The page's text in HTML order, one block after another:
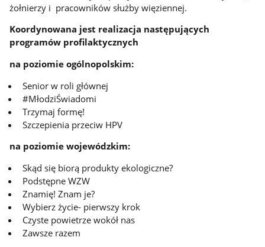
żołnierzy i pracowników służby więziennej.
Koordynowana jest realizacja następujących
programów profilaktycznych
na poziomie ogólnopolskim:
Senior w roli głównej
#MłodziŚwiadomi
Trzymaj formę!
Szczepienia przeciw HPV
na poziomie wojewódzkim:
Skąd się biorą produkty ekologiczne?
Podstępne WZW
Znamię! Znam je?
Wybierz życie- pierwszy krok
Czyste powietrze wokół nas
Zawsze razem